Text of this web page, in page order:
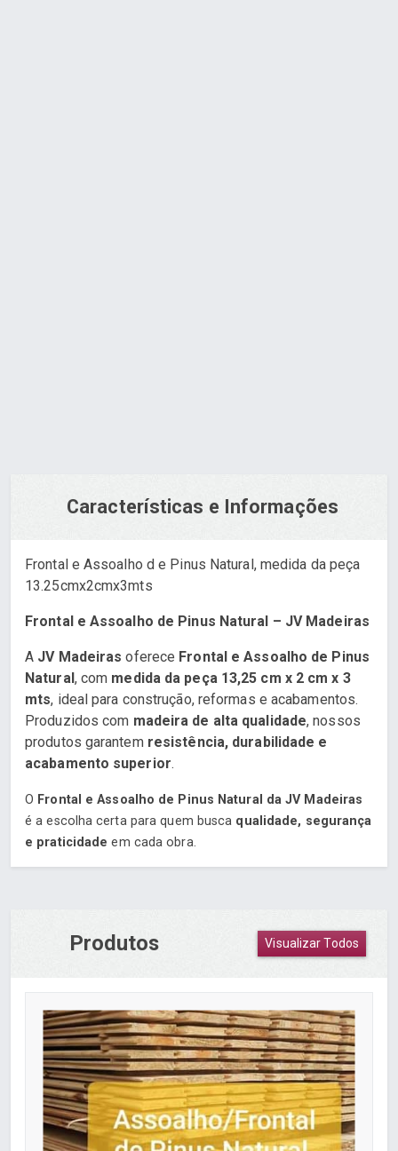
Características e Informações
Frontal e Assoalho d e Pinus Natural, medida da peça
13.25cmx2cmx3mts
Frontal e Assoalho de Pinus Natural – JV Madeiras
A JV Madeiras oferece Frontal e Assoalho de Pinus
Natural, com medida da peça 13,25 cm x 2 cm x 3
mts, ideal para construção, reformas e acabamentos.
Produzidos com madeira de alta qualidade, nossos
produtos garantem resistência, durabilidade e
acabamento superior.
O Frontal e Assoalho de Pinus Natural da JV Madeiras
é a escolha certa para quem busca qualidade, segurança
e praticidade em cada obra.
Produtos Visualizar Todos